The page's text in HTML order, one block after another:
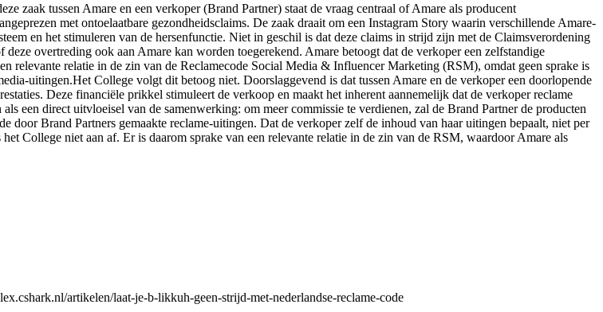
zaak tussen Amare en een verkoper (Brand Partner) staat de vraag centraal of Amare als producent
met ontoelaatbare gezondheidsclaims. De zaak draait om een Instagram Story waarin verschillende Amare-
en het stimuleren van de hersenfunctie. Niet in geschil is dat deze claims in strijd zijn met de Claimsverordening
overtreding ook aan Amare kan worden toegerekend. Amare betoogt dat de verkoper een zelfstandige
relevante relatie in de zin van de Reclamecode Social Media & Influencer Marketing (RSM), omdat geen sprake is
uitingen.Het College volgt dit betoog niet. Doorslaggevend is dat tussen Amare en de verkoper een doorlopende
Deze financiële prikkel stimuleert de verkoop en maakt het inherent aannemelijk dat de verkoper reclame
een direct uitvloeisel van de samenwerking: om meer commissie te verdienen, zal de Brand Partner de producten
door Brand Partners gemaakte reclame-uitingen. Dat de verkoper zelf de inhoud van haar uitingen bepaalt, niet per
College niet aan af. Er is daarom sprake van een relevante relatie in de zin van de RSM, waardoor Amare als
artikelen/laat-je-b-likkuh-geen-strijd-met-nederlandse-reclame-code